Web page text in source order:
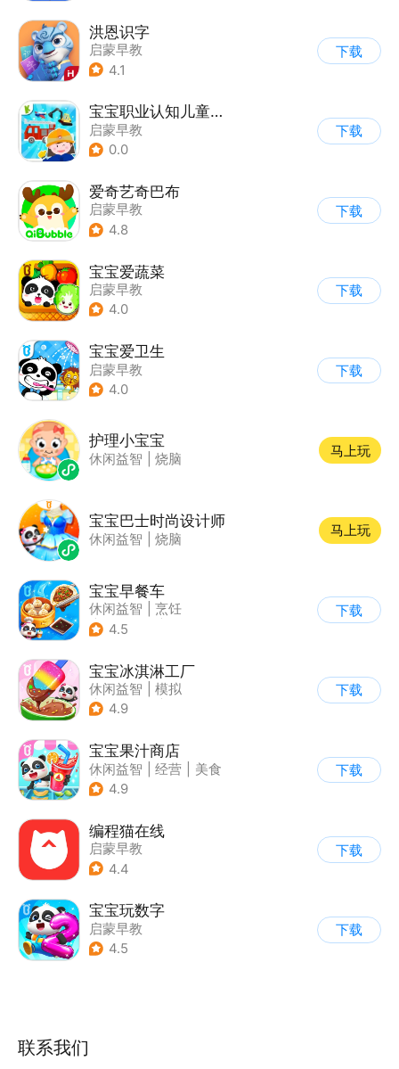
洪恩识字
启蒙早教
4.1
下载
宝宝职业认知儿童拼图交通工具
启蒙早教
0.0
下载
爱奇艺奇巴布
启蒙早教
4.8
下载
宝宝爱蔬菜
启蒙早教
4.0
下载
宝宝爱卫生
启蒙早教
4.0
下载
护理小宝宝
休闲益智 烧脑
马上玩
宝宝巴士时尚设计师
休闲益智 烧脑
马上玩
宝宝早餐车
休闲益智
烹饪
| 宝宝巴士
4.5
下载
宝宝冰淇淋工厂
休闲益智
模拟
| 宝宝巴士
4.9
下载
宝宝果汁商店
休闲益智 经营
美食
| 宝宝巴士
4.9
下载
编程猫在线
启蒙早教
4.4
下载
宝宝玩数字
启蒙早教
4.5
下载
联系我们